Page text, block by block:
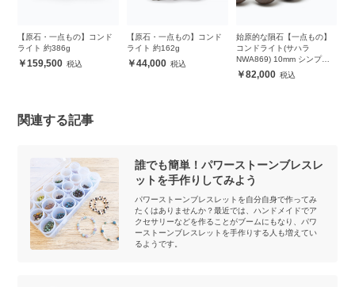
【原石・一点もの】コンド
ライト 約386g
159,500
【原石・一点もの】コンド
ライト 約162g
44,000
始原的な隕石【一点もの】
コンドライト(サハラ
NWA869) 10mm シンプル
ブレスレット
82,000
関連する記事
誰でも簡単！パワーストーンブレスレ
ットを手作りしてみよう
パワーストーンブレスレットを自分自身で作ってみ
たくはありませんか？最近では、ハンドメイドでア
クセサリーなどを作ることがブームにもなり、パワ
ーストーンブレスレットを手作りする人も増えてい
るようです。